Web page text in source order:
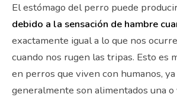
El estómago del perro puede
debido a la sensación de hambre
exactamente igual a lo que nos
cuando nos rugen las tripas. Esto es
en perros que viven con humanos, ya
generalmente son alimentados una o